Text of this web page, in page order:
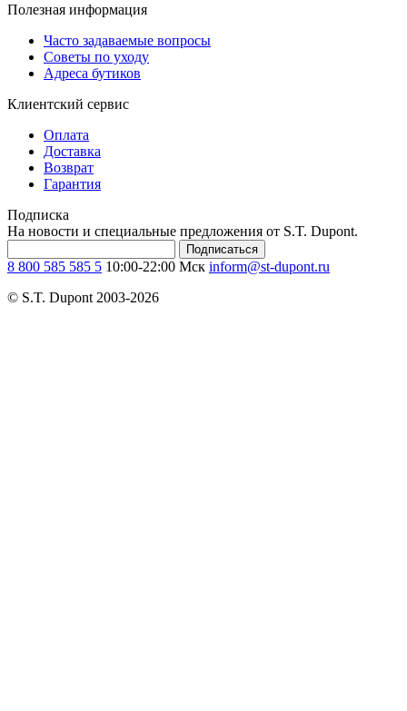
Полезная информация
Часто задаваемые вопросы
Советы по уходу
Адреса бутиков
Клиентский сервис
Оплата
Доставка
Возврат
Гарантия
Подписка
На новости и специальные предложения от S.T. Dupont.
Подписаться
8 800 585 585 5 10:00-22:00 Мск inform@st-dupont.ru
© S.T. Dupont 2003-2026